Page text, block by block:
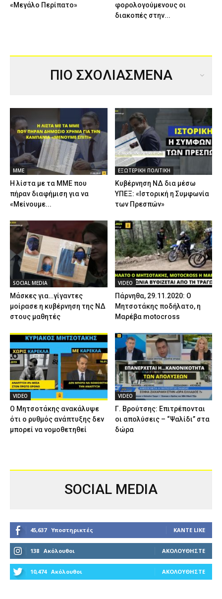
«Μεγάλο Περίπατο»
φορολογούμενους οι
διακοπές στην...
ΠΙΟ ΣΧΟΛΙΑΣΜΕΝΑ
ΜΜΕ
Η λίστα με τα ΜΜΕ που
πήραν διαφήμιση για να
«Μείνουμε...
ΕΞΩΤΕΡΙΚΗ ΠΟΛΙΤΙΚΗ
Κυβέρνηση ΝΔ δια μέσω
ΥΠΕΞ: «Ιστορική η Συμφωνία
των Πρεσπών»
SOCIAL MEDIA
Μάσκες για…γίγαντες
μοίρασε η κυβέρνηση της ΝΔ
στους μαθητές
VIDEO
Πάρνηθα, 29.11.2020: Ο
Μητσοτάκης ποδήλατο, η
Μαρέβα motocross
VIDEO
Ο Μητσοτάκης ανακάλυψε
ότι ο ρυθμός ανάπτυξης δεν
μπορεί να νομοθετηθεί
VIDEO
Γ. Βρούτσης: Επιτρέπονται
οι απολύσεις – “Ψαλίδι” στα
δώρα
SOCIAL MEDIA
45,637 Υποστηρικτές ΚΆΝΤΕ LIKE
138 Ακόλουθοι ΑΚΟΛΟΥΘΉΣΤΕ
10,474 Ακόλουθοι ΑΚΟΛΟΥΘΉΣΤΕ